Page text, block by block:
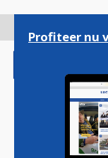
gaan
Profiteer nu